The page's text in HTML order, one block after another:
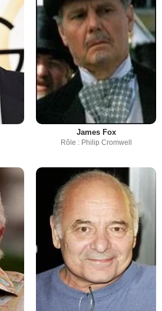
James Fox
Rôle : Philip Cromwell